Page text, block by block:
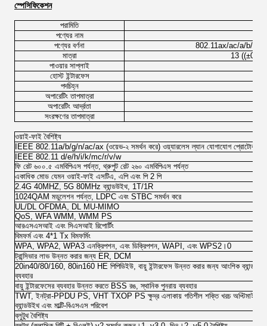
স্পেসিফিকেশন
পরামিতি
পণ্যের নাম
পণ্যের বর্ণনা
802.11ax/ac/a/b/g/n
মাত্রা
13 ((±0.1)
পাওয়ার সাপ্লাই
হোস্ট ইন্টারফেস
পদচিহ্ন
অপারেটিং তাপমাত্রা
অপারেটিং আর্দ্রতা
সংরক্ষণের তাপমাত্রা
ওয়াই-ফাই বৈশিষ্ট্য
IEEE 802.11a/b/g/n/ac/ax (ওয়েভ-২ সমর্থন করে) ওয়্যারলেস ল্যান যোগাযোগ প্রোটোকল
IEEE 802.11 d/e/h/i/k/mc/r/v/w
ফি রেট ৬০০.৫ এমবিপিএস পর্যন্ত, থ্রুপুট রেট ২৬০ এমবিপিএস পর্যন্ত
একাধিক মোড যেমন ওয়াই-ফাই এসটিএ, এপি এবং পি 2 পি
2.4G 40MHZ, 5G 80MHz ব্যান্ডউইথ, 1T/1R
1024QAM মডুলেশন পর্যন্ত, LDPC এবং STBC সমর্থন করে
UL/DL OFDMA, DL MU-MIMO
QoS, WFA WMM, WMM PS
আরএসএসআই এবং সিএসআই রিপোর্টিং
বিমফর্ম এবং 4*1 Tx বিমফর্মিং
WPA, WPA2, WPA3 এনক্রিপশন, এবং ডিক্রিপশন, WAPI, এবং WPS2।0
ট্রান্সিভার লাভ উন্নত করার জন্য ER, DCM
20in40/80/160, 80in160 HE পিপিডিইউ, বায়ু ইন্টারফেস উন্নত করার জন্য আংশিক ব্যান্ড
ব্যবহার
বায়ু ইন্টারফেসের ব্যবহার উন্নত করতে BSS রঙ, স্থানিক পুনরায় ব্যবহার
TWT, ইনট্রা-PPDU PS, VHT TXOP PS ক্ষুদ্র এলাকায় গতিশীল শক্তি খরচ অপ্টিমাইজ
ব্যান্ডউইথ এবং মাল্টি-বিএসএস পরিবেশ
ব্লুটুথ বৈশিষ্ট্য